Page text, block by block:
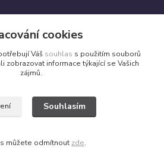
©2026 by Esoterik-shop.cz
cookies
Váš souhlas s použitím souborů
zobrazovat informace týkající se Vašich
zájmů.
Souhlasím
můžete odmítnout zde.